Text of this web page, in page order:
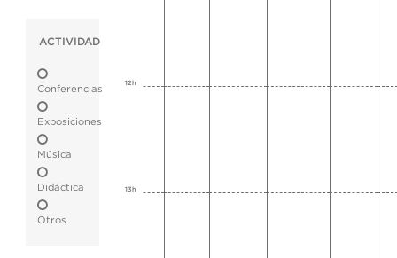
ACTIVIDAD
Conferencias
Exposiciones
Música
Didáctica
Otros
12h
13h